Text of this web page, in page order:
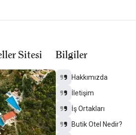
Sitesi Bilgiler
Hakkımızda
İletişim
İş Ortakları
Butik Otel Nedir?